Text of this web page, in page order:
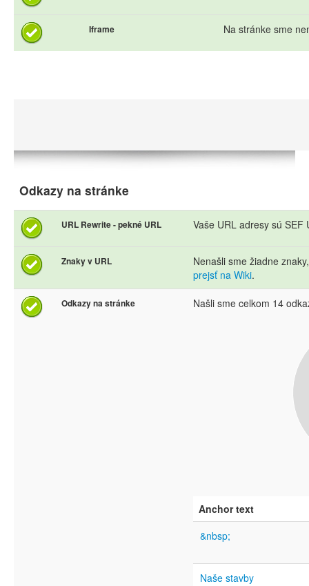
Iframe Na stránke sme
Odkazy na stránke
URL Rewrite - pekné URL Vaše URL adresy sú
Znaky v URL
Nenašli sme žiadne
prejsť na Wiki.
Odkazy na stránke Našli sme celkom 14
Anchor text
&nbsp;
Naše stavby